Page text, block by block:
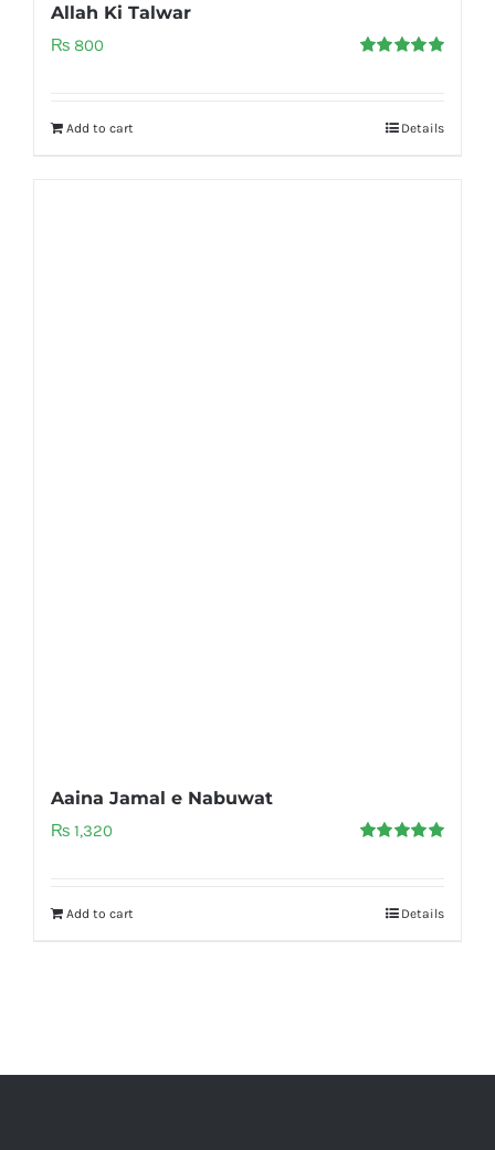
Allah Ki Talwar
₨ 800
Add to cart Details
Aaina Jamal e Nabuwat
₨ 1,320
Add to cart Details